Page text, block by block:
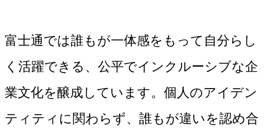
富士通では誰もが一体感をもって自分らし
く活躍できる、公平でインクルーシブな企
業文化を醸成しています。個人のアイデン
ティティに関わらず、誰もが違いを認め合